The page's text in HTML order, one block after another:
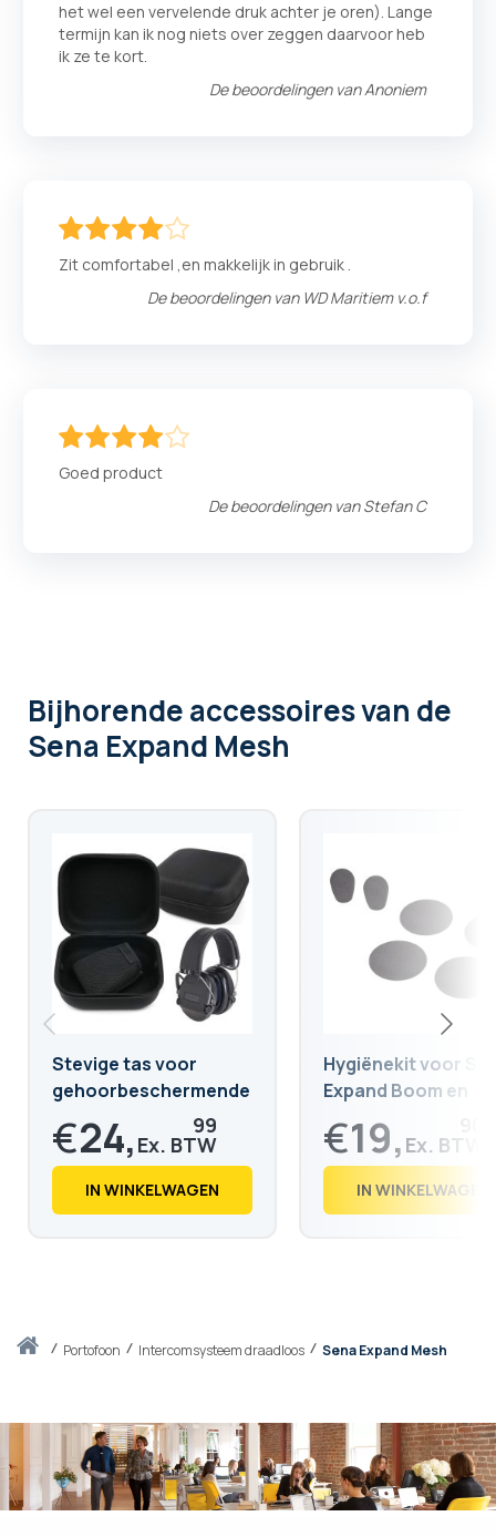
Thuisportofoon Intercomsysteem draadloos Sena Expand Mesh
het wel een vervelende druk achter je oren). Lange
termijn kan ik nog niets over zeggen daarvoor heb
ik ze te kort.
De beoordelingen vanAnoniem
Zit comfortabel ,en makkelijk in gebruik .
De beoordelingen van WD Maritiem v.o.f
Goed product
De beoordelingen vanStefan C
Bijhorende accessoiresvan de
Sena Expand Mesh
Stevige tas voor
gehoorbeschermende
koptelefoon
€24, 99
€ 30,IN WINKELWAGEN
Hygiënekit voor
Expand Boom en
Expand Mesh
€19,
€ 24,
IN WINKELWAGEN